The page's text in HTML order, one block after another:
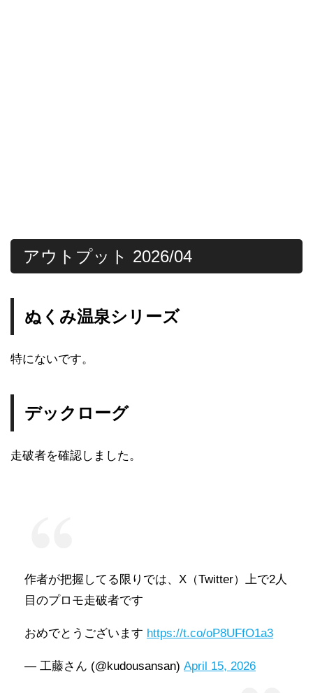
アウトプット 2026/04
ぬくみ温泉シリーズ
特にないです。
デックローグ
走破者を確認しました。
作者が把握してる限りでは、X（Twitter）上で2人
目のプロモ走破者です
おめでとうございます https://t.co/oP8UFfO1a3
— 工藤さん (@kudousansan) April 15, 2026